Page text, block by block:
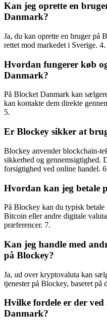
Kan jeg oprette en
Danmark?
Ja, du kan oprette en bruger på
rettet mod markedet i Sverige. 4.
Hvordan fungerer køb
Danmark?
På Blocket Danmark kan
kan kontakte dem direkte
5.
Er Blockey sikker at
Blockey anvender blockchain-
sikkerhed og gennemsigtighed.
forsigtighed ved online handel.
Hvordan kan jeg betale
På Blockey kan du typisk
Bitcoin eller andre digitale
præferencer. 7.
Kan jeg handle med
på Blockey?
Ja, ud over kryptovaluta kan
tjenester på Blockey, baseret på
Hvilke fordele er der
Danmark?